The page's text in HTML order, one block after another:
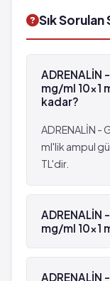
Şiddetli
Boğazda
Ani ortaya
Idrar
Böbrek ve iç
Kol ve
Insülin
Yağ asitlerinin
açığa çıkması
Gözde geçici
Alerjik
Oksijen
Kalp aritmileri
Göğsün
Şiddetli
Boğazda kuruluk
Ani ortaya
Böbrek ve iç
Terlemede artma
Kol ve
Insülin
Sık Sorulan
ADRENALİN
mg/ml 10x1
kadar?
ADRENALİN -
ml'lik ampul
TL'dir.
ADRENALİN
mg/ml 10x1
Evet,
mg/ml 10x1
ADRENALİN